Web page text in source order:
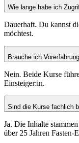
Wie lange habe ich
Dauerhaft. Du kannst
möchtest.
Brauche ich
Nein. Beide Kurse
Einsteiger:in.
Sind die Kurse fachlich
Ja. Die Inhalte
über 25 Jahren Fasten-